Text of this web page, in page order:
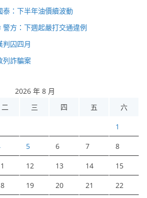
泰：下半年油價續波動
警方：下週起嚴打交通違例
判囚四月
列詐騙案
2026 年 8 月
二 三 四 五 六
1
5 6 7 8
12 13 14 15
19 20 21 22